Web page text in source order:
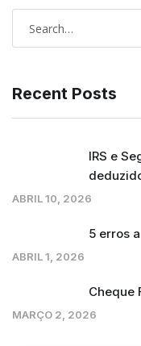
Recent Posts
IRS e
ABRIL 10, 2026
5 erros
ABRIL 1, 2026
Cheque
MARÇO 2, 2026